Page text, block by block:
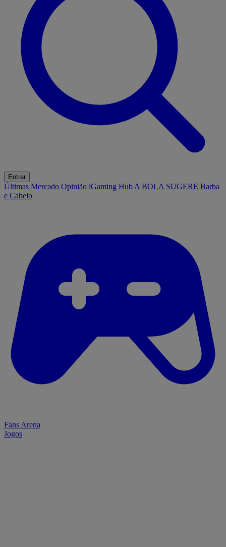
Entrar
Últimas Mercado Opinião iGaming Hub A BOLA SUGERE Barba
e Cabelo
Fans Arena
Jogos